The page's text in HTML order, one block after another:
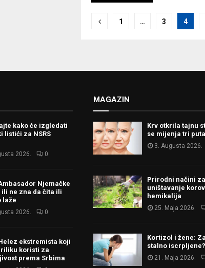
Posts
1 … 3 4
kako će izgledati
listići za NSRS
2026. 0
Njemačke
ili ne zna da čita ili
laže
2026. 0
ekstremista koji
koristi za
prema Srbima
MAGAZIN
Krv otkrila tajnu
se mijenja tri puta
3. Augusta 2026.
Prirodni načini za
uništavanje
hemikalija
25. Maja 2026.
Kortizol i žene:
stalno iscrpljene?
21. Maja 2026.